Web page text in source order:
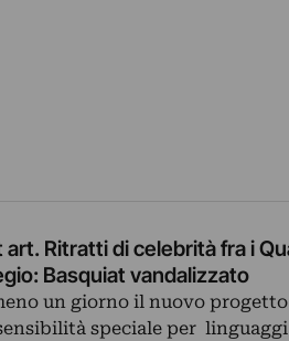
art. Ritratti di celebrità fra i
Basquiat vandalizzato
un giorno il nuovo
speciale per